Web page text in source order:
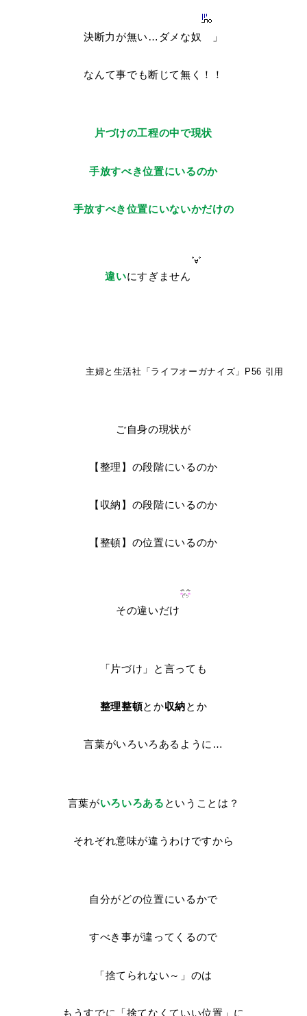
決断力が無い…ダメな奴 」
なんて事でも断じて無く！！
片づけの工程の中で現状
手放すべき位置にいるのか
手放すべき位置にいないかだけの
違いにすぎません
主婦と生活社「ライフオーガナイズ」P56 引用
ご自身の現状が
【整理】の段階にいるのか
【収納】の段階にいるのか
【整頓】の位置にいるのか
その違いだけ
「片づけ」と言っても
整理整頓とか収納とか
言葉がいろいろあるように…
言葉がいろいろある ということは？
それぞれ意味が違うわけですから
自分がどの位置にいるかで
すべき事が違ってくるので
「捨てられない～」のは
もうすでに「捨てなくていい位置」に